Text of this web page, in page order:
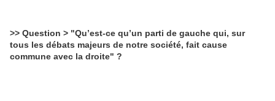
>> Question > "Qu’est-ce qu’un parti de gauche qui, sur
tous les débats majeurs de notre société, fait cause
commune avec la droite" ?